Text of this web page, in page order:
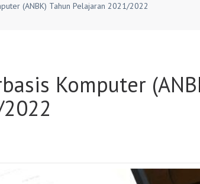
(ANBK) Tahun Pelajaran 2021/2022
Komputer